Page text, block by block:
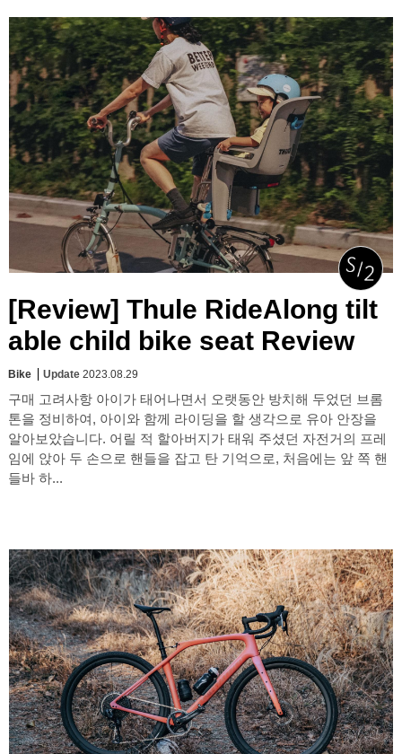
[Review] Thule RideAlong tilt
able child bike seat Review
Bike Update 2023.08.29
구매 고려사항 아이가 태어나면서 오랫동안 방치해 두었던 브롬
톤을 정비하여, 아이와 함께 라이딩을 할 생각으로 유아 안장을
알아보았습니다. 어릴 적 할아버지가 태워 주셨던 자전거의 프레
임에 앉아 두 손으로 핸들을 잡고 탄 기억으로, 처음에는 앞 쪽 핸
들바 하...